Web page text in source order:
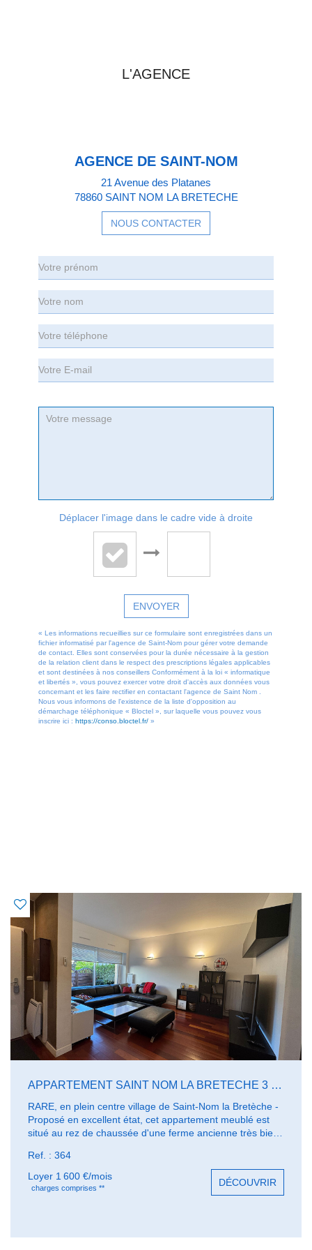
L'AGENCE
AGENCE DE SAINT-NOM
21 Avenue des Platanes
78860 SAINT NOM LA BRETECHE
NOUS CONTACTER
Déplacer l'image dans le cadre vide à droite
ENVOYER
« Les informations recueillies sur ce formulaire sont enregistrées dans un
fichier informatisé par l'agence de Saint-Nom pour gérer votre demande
de contact. Elles sont conservées pour la durée nécessaire à la gestion
de la relation client dans le respect des prescriptions légales applicables
et sont destinées à nos conseillers Conformément à la loi « informatique
et libertés », vous pouvez exercer votre droit d'accès aux données vous
concernant et les faire rectifier en contactant l'agence de Saint Nom .
Nous vous informons de l'existence de la liste d'opposition au
démarchage téléphonique « Bloctel », sur laquelle vous pouvez vous
inscrire ici : https://conso.bloctel.fr/ »
APPARTEMENT SAINT NOM LA BRETECHE 3 PIÈCE(S) 68 M2
RARE, en plein centre village de Saint-Nom la Bretèche -
Proposé en excellent état, cet appartement meublé est
situé au rez de chaussée d'une ferme ancienne très bien
complété par une cuisine ouverte et équipée; 2
chambres, une salle de bains. Le séjour bien exposé
ouvre sur une petite terrasse protégée.. Bail meublé
Ref. : 364
Loyer 1 600 €/mois
charges comprises ** DÉCOUVRIR